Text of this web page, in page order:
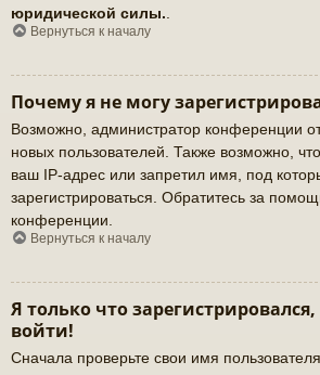
юридической силы.
Вернуться к началу
Почему я не могу
Возможно, администратор конференции
новых пользователей. Также возможно,
ваш IP-адрес или запретил имя, под
зарегистрироваться. Обратитесь за
конференции.
Вернуться к началу
Я только что
войти!
Сначала проверьте свои имя